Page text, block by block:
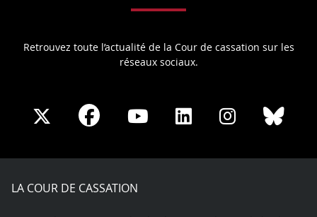
Retrouvez toute l’actualité de la Cour de cassation sur les
réseaux sociaux.
Share
X
Share
Facebook
Share
Youtube
Share
LinkedIn
Share
Instagram
LA COUR DE CASSATION